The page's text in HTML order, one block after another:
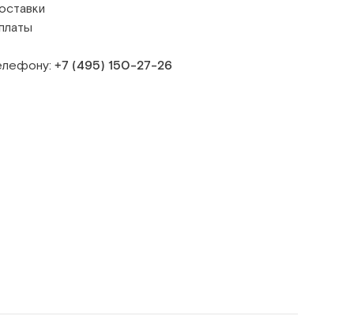
+7 (495) 150‑27‑26